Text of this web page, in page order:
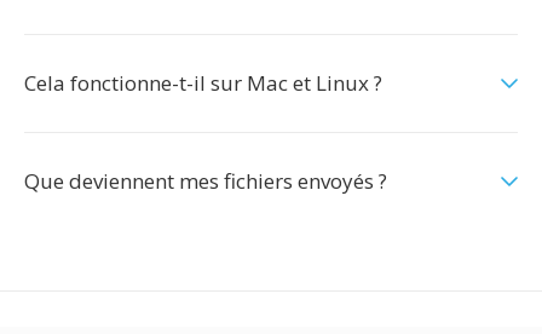
Cela fonctionne-t-il sur Mac et Linux ?
Que deviennent mes fichiers envoyés ?